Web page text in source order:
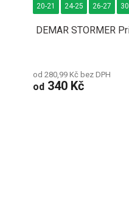
DEMAR STORMER
od 280,99 Kč bez DPH
od 340 Kč
20-21 24-25 26-27